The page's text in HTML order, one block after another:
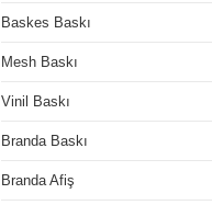
Baskes Baskı
Mesh Baskı
Vinil Baskı
Branda Baskı
Branda Afiş